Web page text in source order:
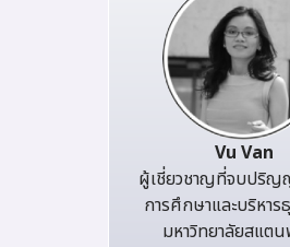
Vu Van
ผู้เชี่ยวชาญที่จบปริญ
การศึกษาและบริหาร
มหาวิทยาลัยสแต